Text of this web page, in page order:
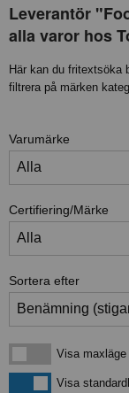
Leverantör
alla varor hos
Här kan du fritextsöka
filtrera på märken
Varumärke
Certifiering/Märke
Sortera efter
Visa maxläge 1 vara/rad
Visa maxläge
Visa standardläge
Visa